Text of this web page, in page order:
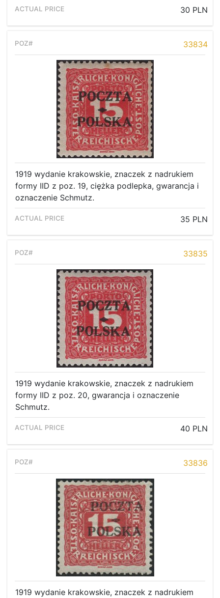
Home page
Current auction
Recent result
Regulation
30 PLN
33834
1919 wydanie krakowskie, znaczek z nadrukiem
formy IID z poz. 19, ciężka podlepka, gwarancja i
oznaczenie Schmutz.
35 PLN
33835
1919 wydanie krakowskie, znaczek z nadrukiem
formy IID z poz. 20, gwarancja i oznaczenie
Schmutz.
40 PLN
33836
1919 wydanie krakowskie, znaczek z nadrukiem